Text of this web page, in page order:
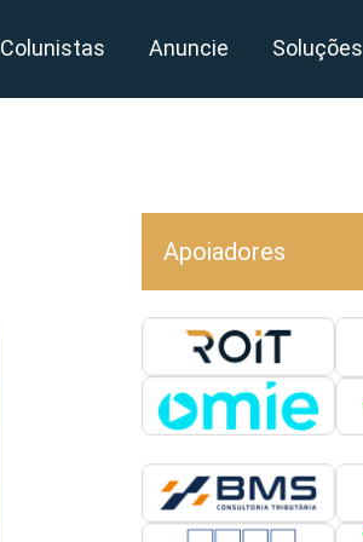
Colunistas Anuncie Soluções
Apoiadores